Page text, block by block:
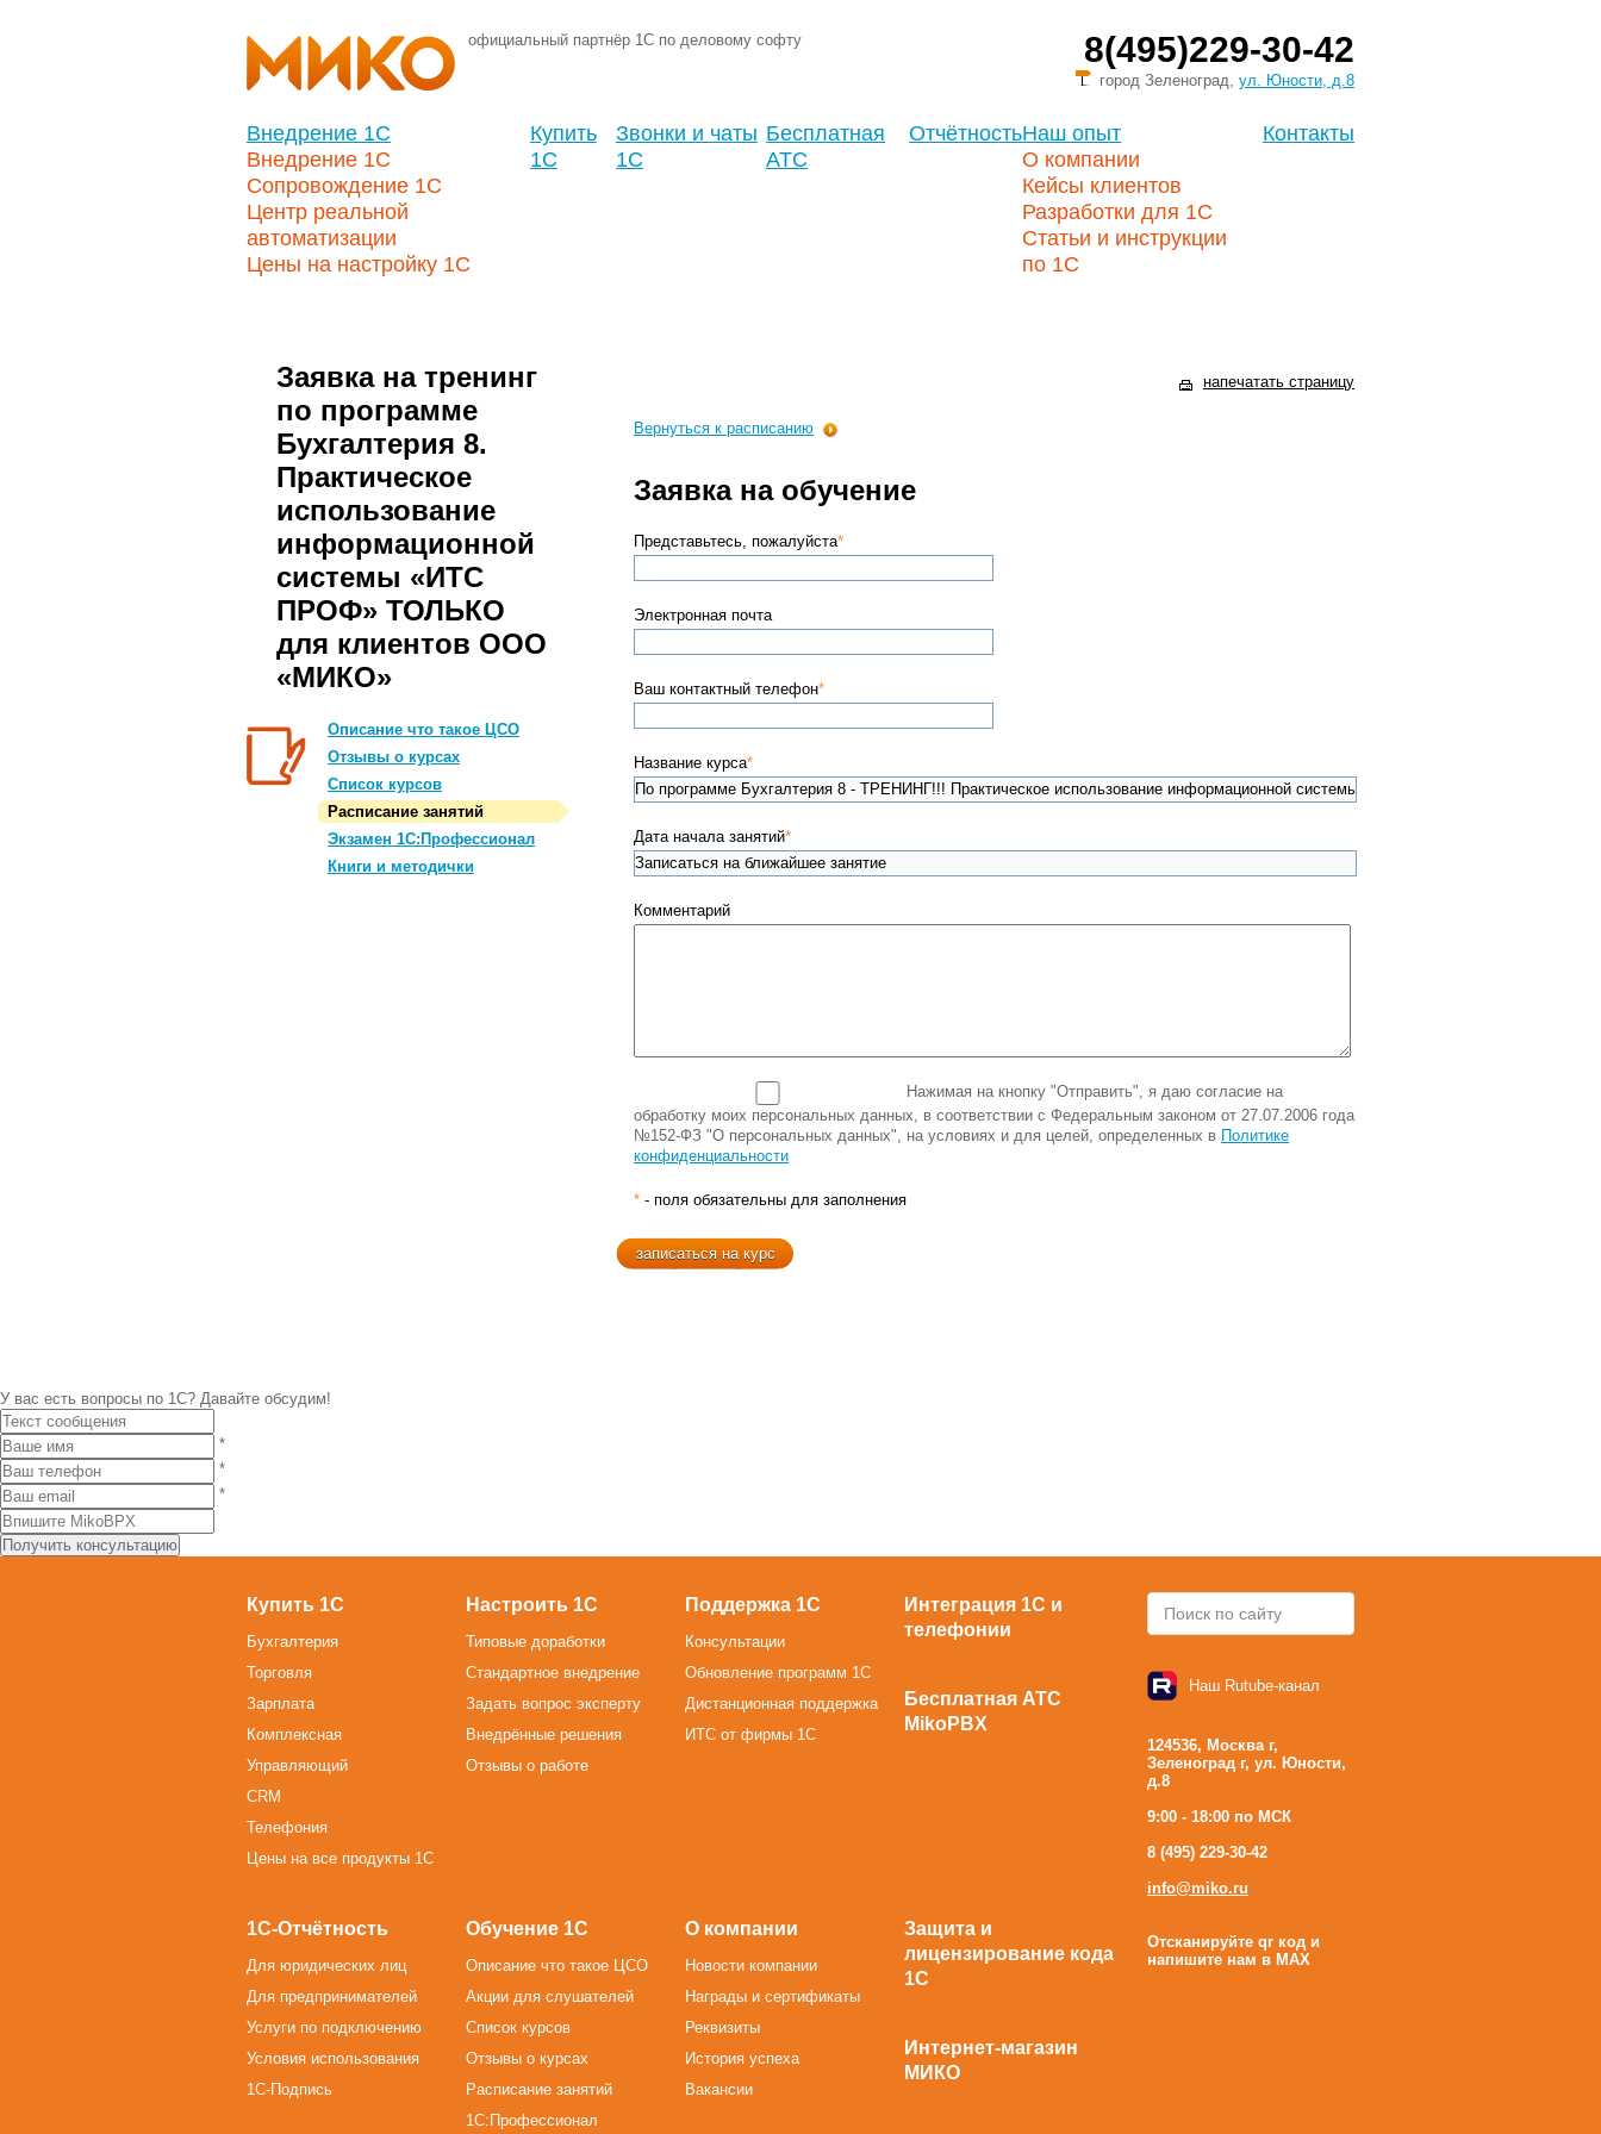
официальный партнёр 1С по деловому софту 8(495)229-30-42
город Зеленоград, ул. Юности, д.8
Внедрение 1С
Внедрение 1С
Сопровождение 1С
Центр реальной
автоматизации
Цены на настройку 1С
Купить
1С
Звонки и чаты
1С
Бесплатная
АТС
ОтчётностьНаш опыт
О компании
Кейсы клиентов
Разработки для 1С
Статьи и инструкции
по 1С
Контакты
Заявка на тренинг
по программе
Бухгалтерия 8.
Практическое
использование
информационной
системы «ИТС
ПРОФ» ТОЛЬКО
для клиентов ООО
«МИКО»
Описание что такое ЦСО
Отзывы о курсах
Список курсов
Расписание занятий
Экзамен 1С:Профессионал
Книги и методички
напечатать страницу
Вернуться к расписанию
Заявка на обучение
Представьтесь, пожалуйста*
Электронная почта
Ваш контактный телефон*
Название курса*
Дата начала занятий*
Комментарий
Нажимая на кнопку "Отправить", я даю согласие на
обработку моих персональных данных, в соответствии с Федеральным законом от 27.07.2006 года
№152-ФЗ "О персональных данных", на условиях и для целей, определенных в Политике
конфиденциальности
* - поля обязательны для заполнения
У вас есть вопросы по 1С? Давайте обсудим!
*
*
*
Купить 1С
Бухгалтерия
Торговля
Зарплата
Комплексная
Управляющий
CRM
Телефония
Цены на все продукты 1С
Настроить 1С
Типовые доработки
Стандартное внедрение
Задать вопрос эксперту
Внедрённые решения
Отзывы о работе
Поддержка 1С
Консультации
Обновление программ 1С
Дистанционная поддержка
ИТС от фирмы 1С
Интеграция 1С и
телефонии
Бесплатная АТС
MikoPBX
1С-Отчётность
Для юридических лиц
Для предпринимателей
Услуги по подключению
Условия использования
1С-Подпись
Обучение 1С
Описание что такое ЦСО
Акции для слушателей
Список курсов
Отзывы о курсах
Расписание занятий
1С:Профессионал
О компании
Новости компании
Награды и сертификаты
Реквизиты
История успеха
Вакансии
Защита и
лицензирование кода
1С
Интернет-магазин
МИКО
Наш Rutube-канал
124536, Москва г,
Зеленоград г, ул. Юности,
д.8
9:00 - 18:00 по МСК
8 (495) 229-30-42
info@miko.ru
Отсканируйте qr код и
напишите нам в MAX